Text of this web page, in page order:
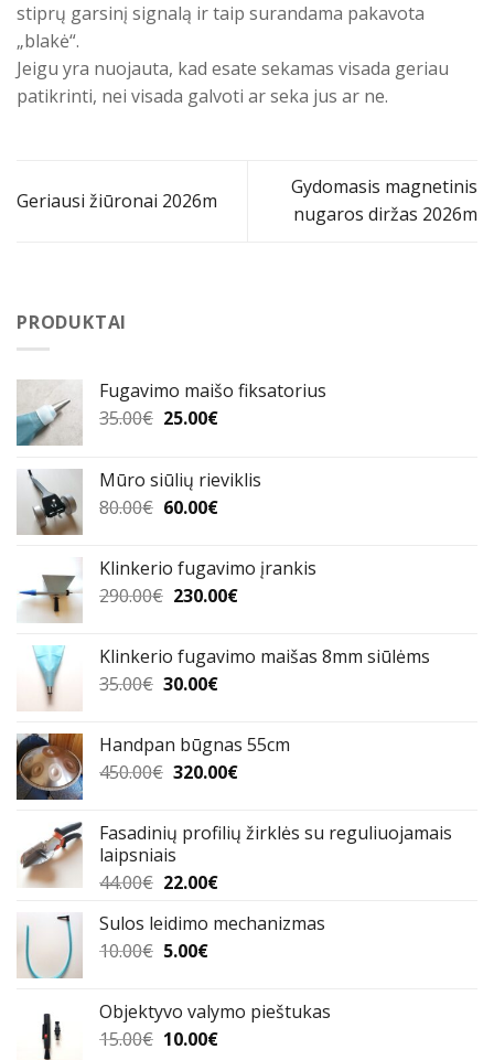
stiprų garsinį signalą ir taip surandama pakavota
„blakė“.
Jeigu yra nuojauta, kad esate sekamas visada geriau
patikrinti, nei visada galvoti ar seka jus ar ne.
Geriausi žiūronai 2026m
Gydomasis magnetinis
nugaros diržas 2026m
PRODUKTAI
Fugavimo maišo fiksatorius
35.00€ Original
35.00€.
25.00€Current
25.00€.
Mūro siūlių rieviklis
80.00€ Original
80.00€.
60.00€Current
60.00€.
Klinkerio fugavimo įrankis
290.00€ Original
290.00€.
230.00€Current
230.00€.
Klinkerio fugavimo maišas 8mm siūlėms
35.00€ Original
35.00€.
30.00€Current
30.00€.
Handpan būgnas 55cm
450.00€ Original
450.00€.
320.00€Current
320.00€.
Fasadinių profilių žirklės su reguliuojamais
laipsniais
44.00€ Original
was:
44.00€.
22.00€Current
is:
Sulos leidimo mechanizmas
10.00€ Original
10.00€.
5.00€Current
5.00€.
Objektyvo valymo pieštukas
15.00€ Original
10.00€Current